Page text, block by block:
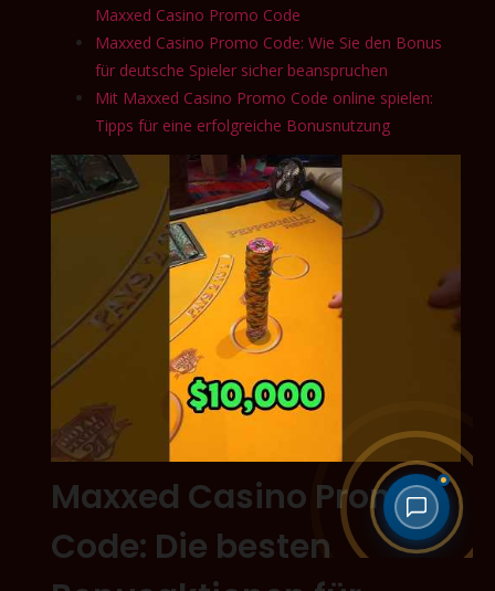
Maxxed Casino Promo Code
Maxxed Casino Promo Code: Wie Sie den Bonus
für deutsche Spieler sicher beanspruchen
Mit Maxxed Casino Promo Code online spielen:
Tipps für eine erfolgreiche Bonusnutzung
Maxxed Casino Promo
Code: Die besten